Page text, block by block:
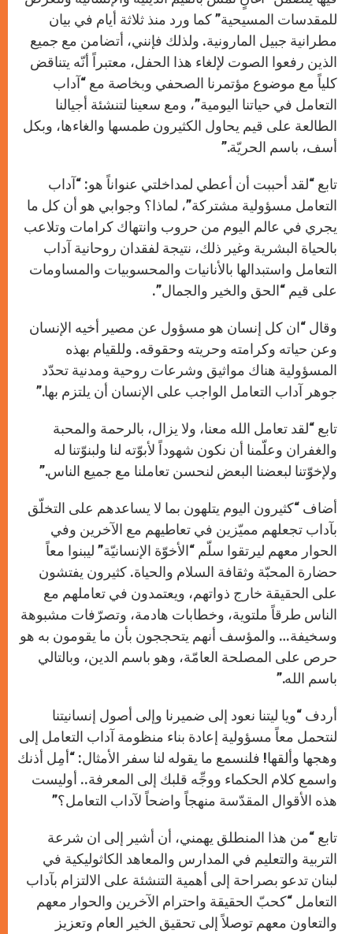
للمقدسات المسيحية” كما ورد منذ ثلاثة أيام في بيان
مطرانية جبيل المارونية. ولذلك فإنني، أتضامن مع جميع
الذين رفعوا الصوت لإلغاء هذا الحفل، معتبراً أنّه يتناقض
كلياً مع موضوع مؤتمرنا الصحفي وبخاصة مع “آداب
التعامل في حياتنا اليومية”، ومع سعينا لتنشئة أجيالنا
الطالعة على قيم يحاول الكثيرون طمسها والغاءها، وبكل
أسف، باسم الحريّة.”
تابع “لقد أحببت أن أعطي لمداخلتي عنواناً هو: “آداب
التعامل مسؤولية مشتركة”، لماذا؟ وجوابي هو أن كل ما
يجري في عالم اليوم من حروب وانتهاك كرامات وتلاعب
بالحياة البشرية وغير ذلك، نتيجة لفقدان روحانية آداب
التعامل واستبدالها بالأنانيات والمحسوبيات والمساومات
على قيم “الحق والخير والجمال”.
وقال “ان كل إنسان هو مسؤول عن مصير أخيه الإنسان
وعن حياته وكرامته وحريته وحقوقه. وللقيام بهذه
المسؤولية هناك مواثيق وشرعات روحية ومدنية تحدّد
جوهر آداب التعامل الواجب على الإنسان أن يلتزم بها.”
تابع “لقد تعامل الله معنا، ولا يزال، بالرحمة والمحبة
والغفران وعلّمنا أن نكون شهوداً لأبوّته لنا ولبنوّتنا له
ولإخوّتنا لبعضنا البعض لنحسن تعاملنا مع جميع الناس.”
أضاف “كثيرون اليوم يتلهون بما لا يساعدهم على التخلّق
بآداب تجعلهم مميّزين في تعاطيهم مع الآخرين وفي
الحوار معهم ليرتقوا سلّم “الأخوّة الإنسانيّة” ليبنوا معاً
حضارة المحبّة وثقافة السلام والحياة. كثيرون يفتشون
على الحقيقة خارج ذواتهم، ويعتمدون في تعاملهم مع
الناس طرقاً ملتوية، وخطابات هادمة، وتصرّفات مشبوهة
وسخيفة… والمؤسف أنهم يتحججون بأن ما يقومون به هو
حرص على المصلحة العامّة، وهو باسم الدين، وبالتالي
باسم الله.”
أردف “ويا ليتنا نعود إلى ضميرنا وإلى أصول إنسانيتنا
لنتحمل معاً مسؤولية إعادة بناء منظومة آداب التعامل إلى
وهجها وألقها! فلنسمع ما يقوله لنا سفر الأمثال: “أمِل أذنك
واسمع كلام الحكماء ووجِّه قلبك إلى المعرفة.. أوليست
هذه الأقوال المقدّسة منهجاً واضحاً لآداب التعامل؟”
تابع “من هذا المنطلق يهمني، أن أشير إلى ان شرعة
التربية والتعليم في المدارس والمعاهد الكاثوليكية في
لبنان تدعو بصراحة إلى أهمية التنشئة على الالتزام بآداب
التعامل “كحبّ الحقيقة واحترام الآخرين والحوار معهم
والتعاون معهم توصلاً إلى تحقيق الخير العام وتعزيز